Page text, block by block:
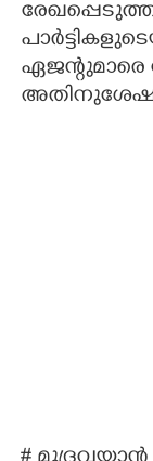
അതിനുശേഷം